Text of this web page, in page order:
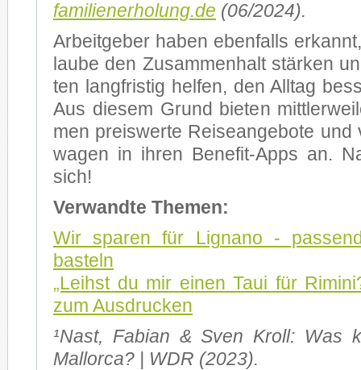
familienerholung.de (06/2024).
Ar­beit­ge­ber ha­ben eben­falls
lau­be den Zu­sam­men­halt stär­ken
ten lang­fris­tig hel­fen, den All­tag
Aus die­sem Grund bie­ten
men preis­wer­te Rei­se­an­ge­bo­te
wa­gen in ih­ren Benefit-Apps an.
sich!
Ver­wand­te The­men:
Wir spa­ren für Li­gna­no -
bas­teln
„Leihst du mir ei­nen Taui für
zum Aus­dru­cken
¹Nast, Fa­bi­an & Sven Kroll: Was
Mal­lor­ca? | WDR (2023).